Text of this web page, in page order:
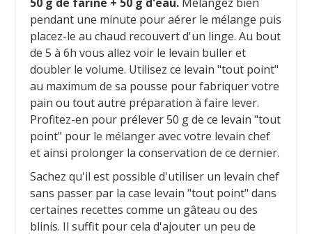
pendant une minute pour aérer le mélange puis
placez-le au chaud recouvert d'un linge. Au bout
de 5 à 6h vous allez voir le levain buller et
doubler le volume. Utilisez ce levain "tout point"
au maximum de sa pousse pour fabriquer votre
pain ou tout autre préparation à faire lever.
Profitez-en pour prélever 50 g de ce levain "tout
point" pour le mélanger avec votre levain chef
et ainsi prolonger la conservation de ce dernier.
Sachez qu'il est possible d'utiliser un levain chef
sans passer par la case levain "tout point" dans
certaines recettes comme un gâteau ou des
blinis. Il suffit pour cela d'ajouter un peu de